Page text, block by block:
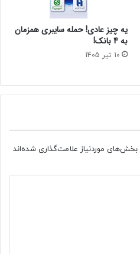
یه چیز عادی! حمله سایبری همزمان
به 4 بانک!
10 تیر 1405
بخش‌های موردنیاز علامت‌گذاری شده‌اند